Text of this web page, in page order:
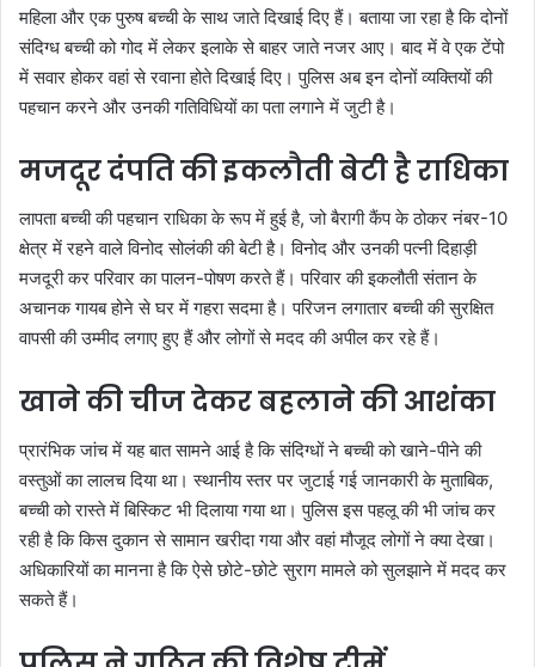
महिला और एक पुरुष बच्ची के साथ जाते दिखाई दिए हैं। बताया जा रहा है कि दोनों
संदिग्ध बच्ची को गोद में लेकर इलाके से बाहर जाते नजर आए। बाद में वे एक टेंपो
में सवार होकर वहां से रवाना होते दिखाई दिए। पुलिस अब इन दोनों व्यक्तियों की
पहचान करने और उनकी गतिविधियों का पता लगाने में जुटी है।
मजदूर दंपति की इकलौती बेटी है राधिका
लापता बच्ची की पहचान राधिका के रूप में हुई है, जो बैरागी कैंप के ठोकर नंबर-10
क्षेत्र में रहने वाले विनोद सोलंकी की बेटी है। विनोद और उनकी पत्नी दिहाड़ी
मजदूरी कर परिवार का पालन-पोषण करते हैं। परिवार की इकलौती संतान के
अचानक गायब होने से घर में गहरा सदमा है। परिजन लगातार बच्ची की सुरक्षित
वापसी की उम्मीद लगाए हुए हैं और लोगों से मदद की अपील कर रहे हैं।
खाने की चीज देकर बहलाने की आशंका
प्रारंभिक जांच में यह बात सामने आई है कि संदिग्धों ने बच्ची को खाने-पीने की
वस्तुओं का लालच दिया था। स्थानीय स्तर पर जुटाई गई जानकारी के मुताबिक,
बच्ची को रास्ते में बिस्किट भी दिलाया गया था। पुलिस इस पहलू की भी जांच कर
रही है कि किस दुकान से सामान खरीदा गया और वहां मौजूद लोगों ने क्या देखा।
अधिकारियों का मानना है कि ऐसे छोटे-छोटे सुराग मामले को सुलझाने में मदद कर
सकते हैं।